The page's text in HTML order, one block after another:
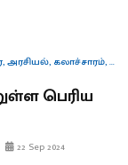
,அரசியல், கலாச்சாரம்,
பெரிய
22 Sep 2024